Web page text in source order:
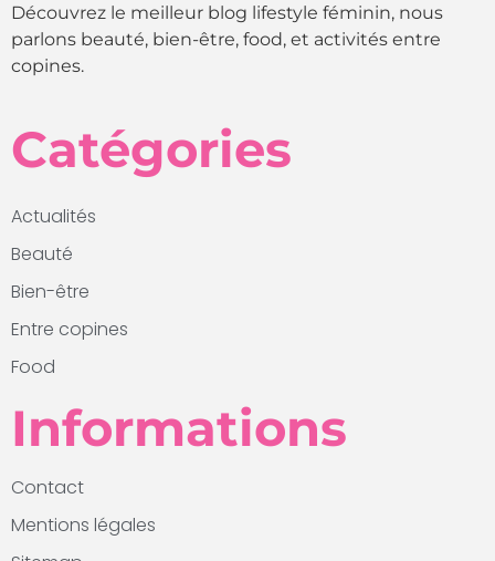
Découvrez le meilleur blog lifestyle féminin, nous
parlons beauté, bien-être, food, et activités entre
copines.
Catégories
Actualités
Beauté
Bien-être
Entre copines
Food
Informations
Contact
Mentions légales